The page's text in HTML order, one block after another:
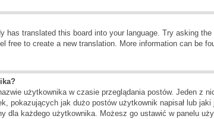
has translated this board into your language. Try asking
free to create a new translation. More information can be
użytkownika w czasie przeglądania postów. Jeden z
pokazujących jak dużo postów użytkownik napisał lub
każdego użytkownika. Możesz go ustawić w panelu